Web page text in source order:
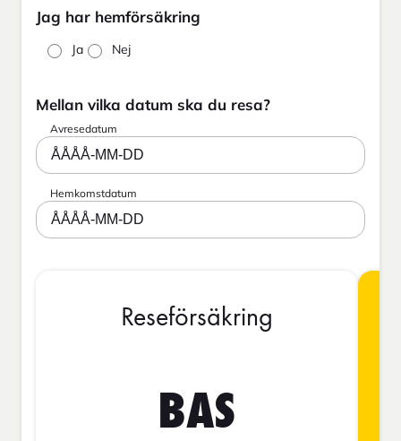
Jag har hemförsäkring
Ja Nej
Mellan vilka datum ska du resa?
Avresedatum
ÅÅÅÅ-MM-DD
Hemkomstdatum
ÅÅÅÅ-MM-DD
Reseförsäkring
BAS